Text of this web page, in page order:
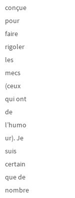
conçue
pour
faire
rigoler
les
mecs
(ceux
qui ont
de
l’humo
ur). Je
suis
certain
que de
nombre